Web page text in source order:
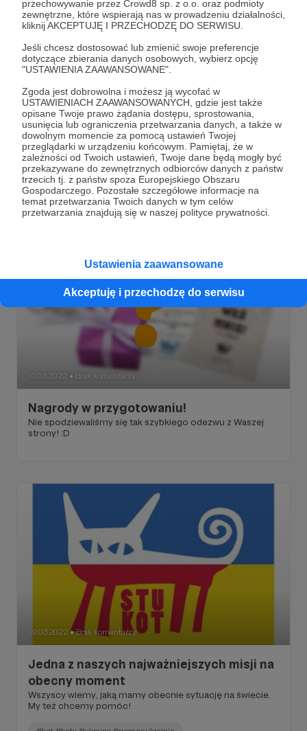
przechowywanie przez Crowd8 sp. z o.o. oraz podmioty
zewnętrzne, które wspierają nas w prowadzeniu działalności,
kliknij AKCEPTUJĘ I PRZECHODZĘ DO SERWISU.
Jeśli chcesz dostosować lub zmienić swoje preferencje
dotyczące zbierania danych osobowych, wybierz opcję
"USTAWIENIA ZAAWANSOWANE".
Zgoda jest dobrowolna i możesz ją wycofać w
USTAWIENIACH ZAAWANSOWANYCH, gdzie jest także
opisane Twoje prawo żądania dostępu, sprostowania,
usunięcia lub ograniczenia przetwarzania danych, a także w
dowolnym momencie za pomocą ustawień Twojej
przeglądarki w urządzeniu końcowym. Pamiętaj, że w
zależności od Twoich ustawień, Twoje dane będą mogły być
przekazywane do zewnętrznych odbiorców danych z państw
trzecich tj. z państw spoza Europejskiego Obszaru
Gospodarczego. Pozostałe szczegółowe informacje na
temat przetwarzania Twoich danych w tym celów
przetwarzania znajdują się w naszej polityce prywatności.
Ustawienia zaawansowane
Akceptuję i przechodzę do serwisu
15.03.2022 ● Brak komentarzy
Kociarnia na Koszarowej czeka na swoich
małych mieszkańców z Ukrainy!
Dziś zakończyłyśmy przygotowania do przyjęcia
ukraińskich kotów na ulicy Koszarowej. Między innymi
dzięki naszym Patronkom i Patronom <3
#kot #koty #ukraina #pomocukrainie
10.03.2022 ● Brak komentarzy
Nagrody w przygotowaniu!
Nie spodziewaliśmy się tak szybkiego odezwu z Waszej
strony! :D
09.03.2022 ● Brak komentarzy
Jedna z naszych najważniejszych misji na
obecny moment
Wszyscy wiemy, jaką mamy obecnie sytuację na świecie.
My też chcemy pomóc!